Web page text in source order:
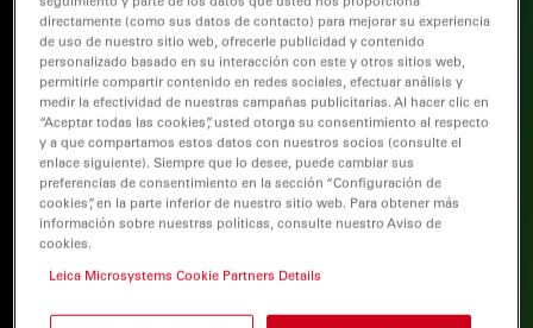
directamente (como sus datos de contacto) para mejorar su experiencia
de uso de nuestro sitio web, ofrecerle publicidad y contenido
personalizado basado en su interacción con este y otros sitios web,
permitirle compartir contenido en redes sociales, efectuar análisis y
medir la efectividad de nuestras campañas publicitarias. Al hacer clic en
“Aceptar todas las cookies”, usted otorga su consentimiento al respecto
y a que compartamos estos datos con nuestros socios (consulte el
enlace siguiente). Siempre que lo desee, puede cambiar sus
preferencias de consentimiento en la sección “Configuración de
cookies”, en la parte inferior de nuestro sitio web. Para obtener más
información sobre nuestras políticas, consulte nuestro Aviso de
cookies.
Leica Microsystems Cookie Partners Details